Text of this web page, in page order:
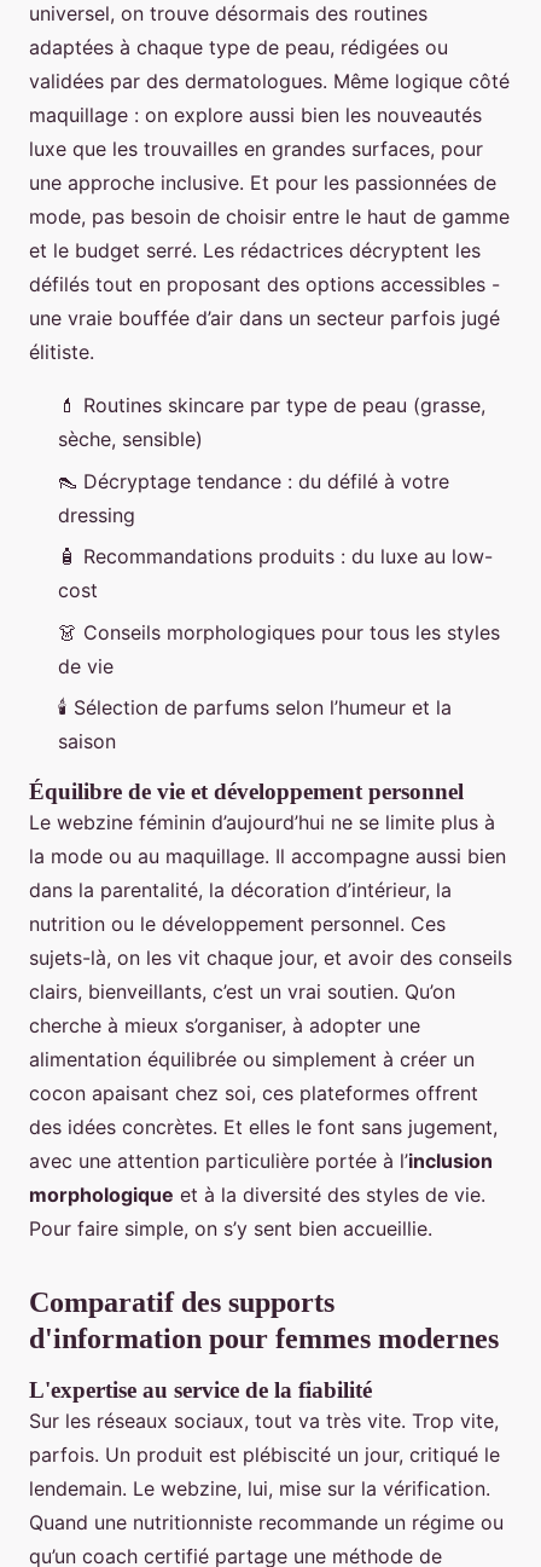
universel, on trouve désormais des routines
adaptées à chaque type de peau, rédigées ou
validées par des dermatologues. Même logique côté
maquillage : on explore aussi bien les nouveautés
luxe que les trouvailles en grandes surfaces, pour
une approche inclusive. Et pour les passionnées de
mode, pas besoin de choisir entre le haut de gamme
et le budget serré. Les rédactrices décryptent les
défilés tout en proposant des options accessibles -
une vraie bouffée d’air dans un secteur parfois jugé
élitiste.
💄 Routines skincare par type de peau (grasse,
sèche, sensible)
👠 Décryptage tendance : du défilé à votre
dressing
🧴 Recommandations produits : du luxe au low-
cost
👗 Conseils morphologiques pour tous les styles
de vie
🕯️ Sélection de parfums selon l’humeur et la
saison
Équilibre de vie et développement personnel
Le webzine féminin d’aujourd’hui ne se limite plus à
la mode ou au maquillage. Il accompagne aussi bien
dans la parentalité, la décoration d’intérieur, la
nutrition ou le développement personnel. Ces
sujets-là, on les vit chaque jour, et avoir des conseils
clairs, bienveillants, c’est un vrai soutien. Qu’on
cherche à mieux s’organiser, à adopter une
alimentation équilibrée ou simplement à créer un
cocon apaisant chez soi, ces plateformes offrent
des idées concrètes. Et elles le font sans jugement,
avec une attention particulière portée à l’inclusion
morphologique et à la diversité des styles de vie.
Pour faire simple, on s’y sent bien accueillie.
Comparatif des supports
d'information pour femmes modernes
L'expertise au service de la fiabilité
Sur les réseaux sociaux, tout va très vite. Trop vite,
parfois. Un produit est plébiscité un jour, critiqué le
lendemain. Le webzine, lui, mise sur la vérification.
Quand une nutritionniste recommande un régime ou
qu’un coach certifié partage une méthode de